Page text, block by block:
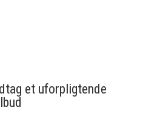
et uforpligtende